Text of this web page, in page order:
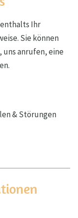
Ihr
Sie können
uns anrufen, eine
& Störungen